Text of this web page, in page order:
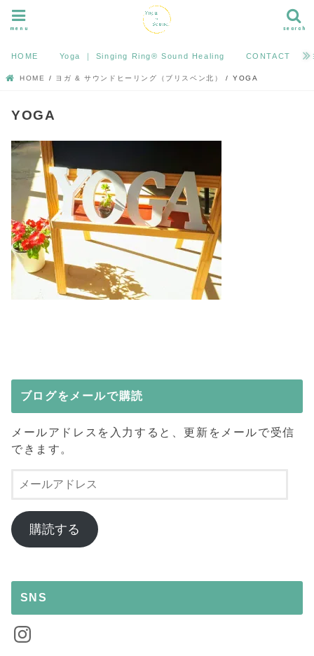
search
menu
HOME Yoga ｜ Singing Ring®︎ Sound Healing CONTACT
HOME ヨガ & サウンドヒーリング（ブリスベン北） YOGA
YOGA
ブログをメールで購読
メールアドレスを入力すると、更新をメールで受信
できます。
ル
ア
ド
購読する
SNS
Instagram